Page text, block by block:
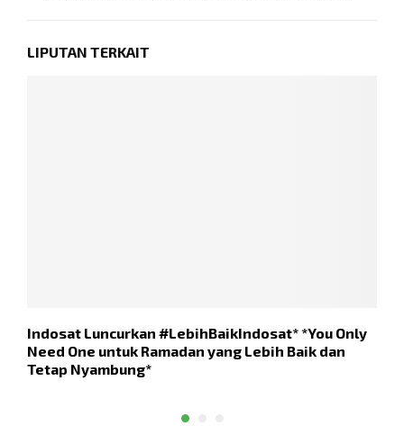
LIPUTAN TERKAIT
Indosat Luncurkan #LebihBaikIndosat* *You Only
Need One untuk Ramadan yang Lebih Baik dan
Tetap Nyambung*